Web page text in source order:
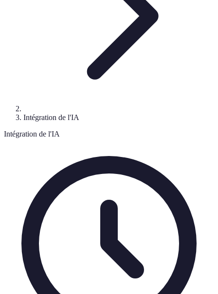
Intégration de l'IA
Intégration de l'IA